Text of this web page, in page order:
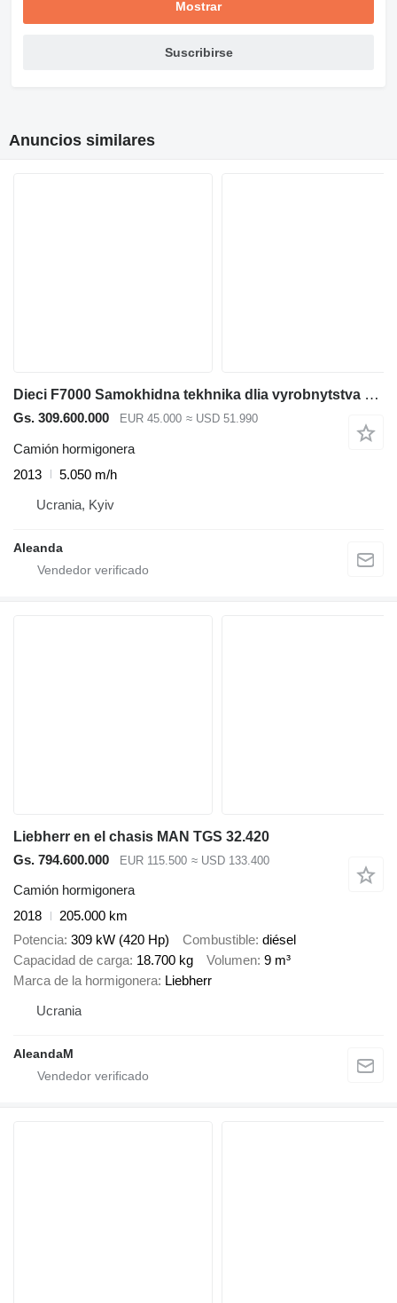
Mostrar
Suscribirse
Anuncios similares
Dieci F7000 Samokhidna tekhnika dlia vyrobnytstva sertyfikovanoho betonu
Gs. 309.600.000 EUR 45.000 ≈ USD 51.990
Camión hormigonera
2013
5.050 m/h
Ucrania, Kyiv
Aleanda
Liebherr en el chasis MAN TGS 32.420
Gs. 794.600.000
EUR 115.500 ≈ USD 133.400
Camión hormigonera
2018
205.000 km
Potencia 309 kW (420 Hp) Combustible diésel
Capacidad de carga 18.700 kg Volumen 9 m³
Marca de la hormigonera Liebherr
Ucrania
AleandaM